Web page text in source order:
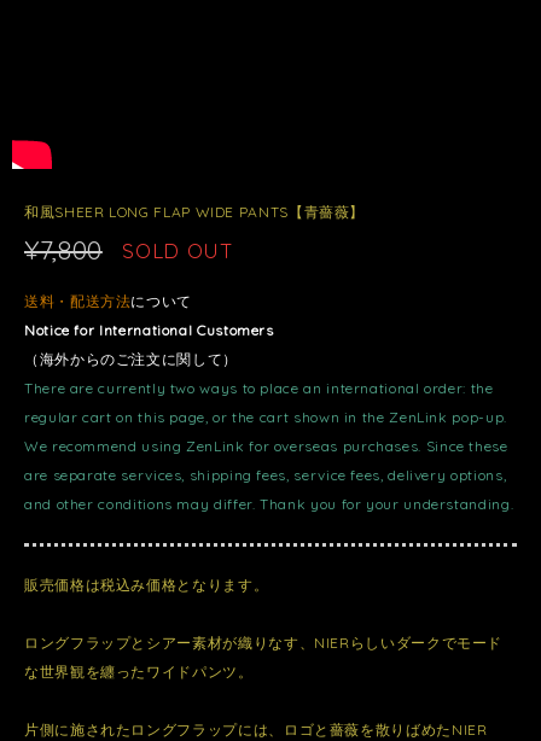
和風SHEER LONG FLAP WIDE PANTS【青薔薇】
¥7,800 SOLD OUT
送料・配送方法について
Notice for International Customers
（海外からのご注文に関して）
There are currently two ways to place an international order: the
regular cart on this page, or the cart shown in the ZenLink pop-up.
We recommend using ZenLink for overseas purchases. Since these
are separate services, shipping fees, service fees, delivery options,
and other conditions may differ. Thank you for your understanding.
販売価格は税込み価格となります。
ロングフラップとシアー素材が織りなす、NIERらしいダークでモード
な世界観を纏ったワイドパンツ。
片側に施されたロングフラップには、ロゴと薔薇を散りばめたNIER